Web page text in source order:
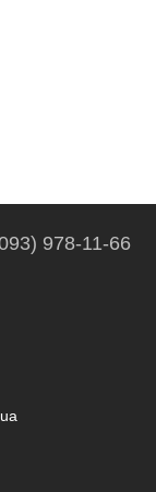
978-11-66